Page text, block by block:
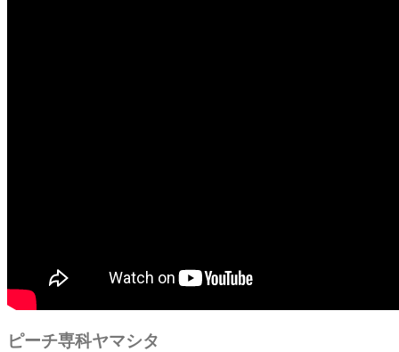
ピーチ専科ヤマシタ